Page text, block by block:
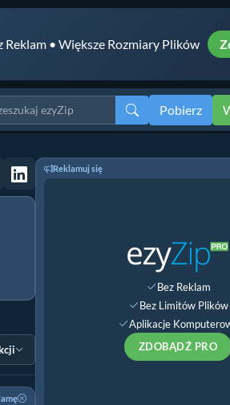
• Większe Rozmiary Plików
Pobierz
Reklamuj się
Bez Reklam
Bez Limitów Plików
Aplikacje
ZDOBĄDŹ PRO